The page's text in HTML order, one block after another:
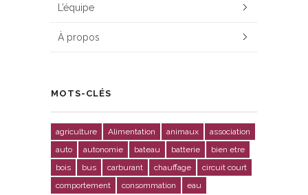
L’équipe
À propos
MOTS-CLÉS
agriculture Alimentation animaux
association
auto
autonomie bateau batterie
bien etre
bois
bus carburant chauffage
circuit court
comportement
consommation
eau